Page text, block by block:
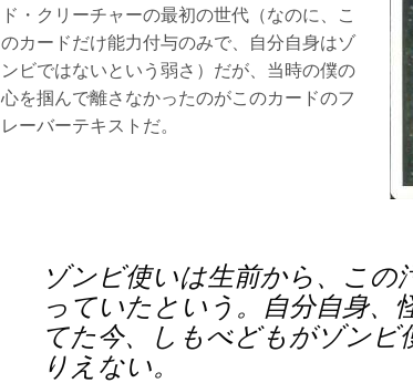
ド・クリーチャーの最初の世代（なのに、こ
のカードだけ能力付与のみで、自分自身はゾ
ンビではないという弱さ）だが、当時の僕の
心を掴んで離さなかったのがこのカードのフ
レーバーテキストだ。
ゾンビ使いは生前から、この
っていたという。自分自身、
てた今、しもべどもがゾンビ
りえない。